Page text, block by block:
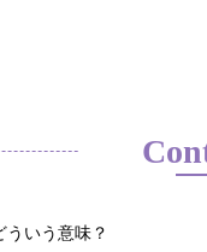
いう意味？